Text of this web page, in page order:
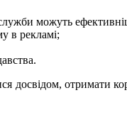
можуть
в рекламі;
досвідом, отримати